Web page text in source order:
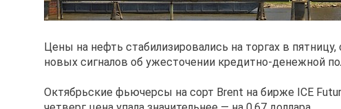
Цены на нефть стабилизировались на торгах в
новых сигналов об ужесточении кредитно-денежной
Октябрьские фьючерсы на сорт Brent на бирже ICE